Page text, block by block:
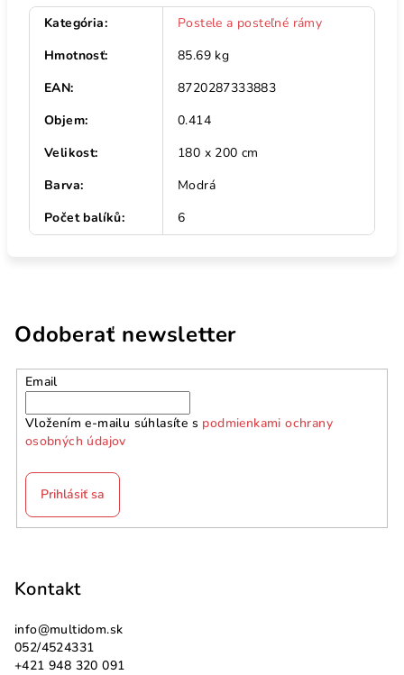
Kategória:
Postele a posteľné rámy
Hmotnosť:
85.69 kg
EAN:
8720287333883
Objem:
0.414
Velikost:
180 x 200 cm
Barva:
Modrá
Počet balíků: 6
Odoberať newsletter
Email
Vložením e-mailu súhlasíte s podmienkami ochrany
osobných údajov
Prihlásiť sa
Kontakt
info@multidom.sk
052/4524331
+421 948 320 091